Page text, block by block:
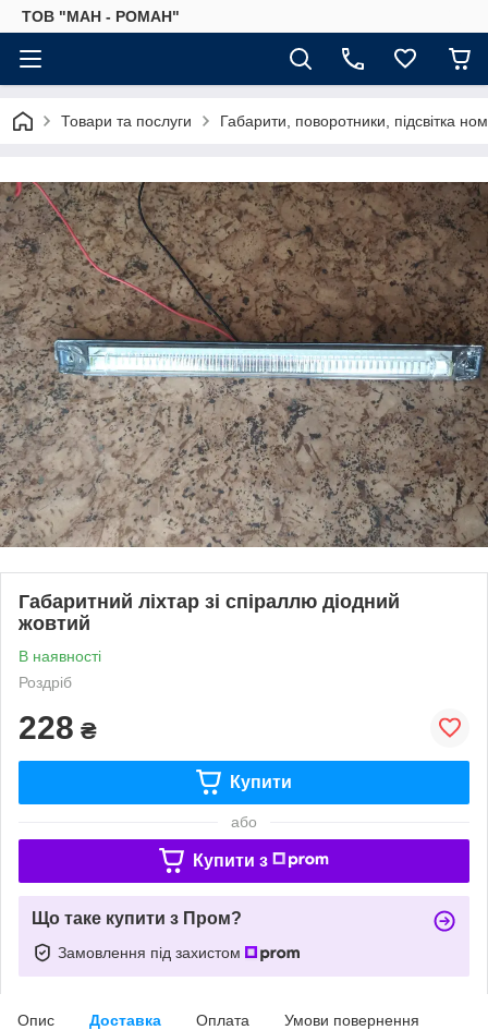
ТОВ "МАН - РОМАН"
Товари та послуги Габарити, поворотники, підсвітка
Габаритний ліхтар зі спіраллю діодний
жовтий
В наявності
Роздріб
228 ₴
Купити
або
Купити з
Що таке купити з Пром?
Замовлення під захистом
Опис Доставка Оплата Умови повернення